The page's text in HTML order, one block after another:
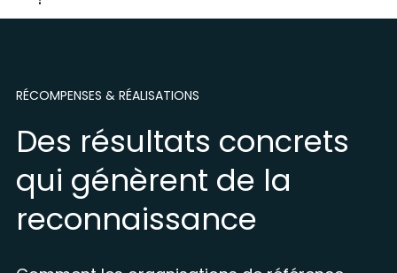
RÉCOMPENSES & RÉALISATIONS
Des résultats concrets
qui génèrent de la
reconnaissance